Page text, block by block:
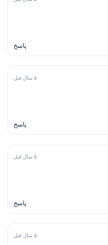
پاسخ
۵ سال قبل
پاسخ
۵ سال قبل
پاسخ
۵ سال قبل